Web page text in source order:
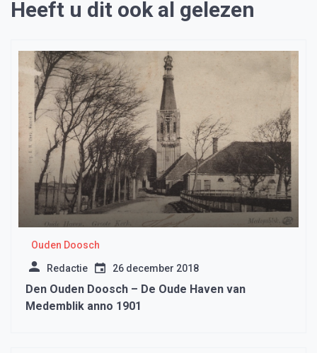
Heeft u dit ook al gelezen
Ouden Doosch
Redactie 26 december 2018
Den Ouden Doosch – De Oude Haven van
Medemblik anno 1901